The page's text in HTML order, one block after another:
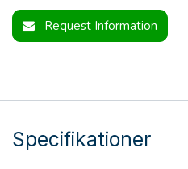
Request Information
Specifikationer